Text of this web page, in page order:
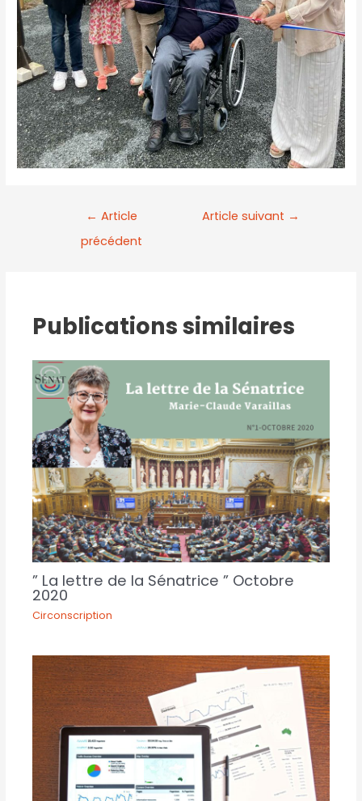
← Article
précédent
Article suivant →
Publications similaires
” La lettre de la Sénatrice ” Octobre
2020
Circonscription